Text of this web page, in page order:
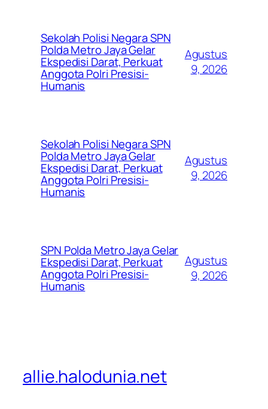
Sekolah Polisi Negara SPN
Polda Metro Jaya Gelar
Ekspedisi Darat, Perkuat
Anggota Polri Presisi-
Humanis
Agustus
9, 2026
Sekolah Polisi Negara SPN
Polda Metro Jaya Gelar
Ekspedisi Darat, Perkuat
Anggota Polri Presisi-
Humanis
Agustus
9, 2026
SPN Polda Metro Jaya Gelar
Ekspedisi Darat, Perkuat
Anggota Polri Presisi-
Humanis
Agustus
9, 2026
allie.halodunia.net